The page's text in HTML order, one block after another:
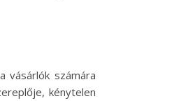
vásárlók számára
kénytelen